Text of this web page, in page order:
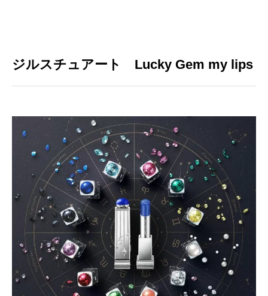
ジルスチュアート Lucky Gem my lips